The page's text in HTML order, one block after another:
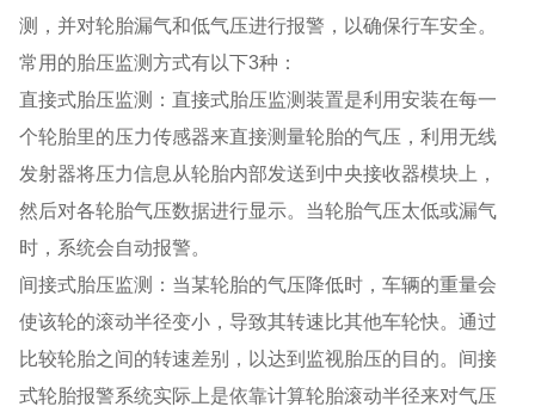
测，并对轮胎漏气和低气压进行报警，以确保行车安全。
常用的胎压监测方式有以下3种：
直接式胎压监测：直接式胎压监测装置是利用安装在每一
个轮胎里的压力传感器来直接测量轮胎的气压，利用无线
发射器将压力信息从轮胎内部发送到中央接收器模块上，
然后对各轮胎气压数据进行显示。当轮胎气压太低或漏气
时，系统会自动报警。
间接式胎压监测：当某轮胎的气压降低时，车辆的重量会
使该轮的滚动半径变小，导致其转速比其他车轮快。通过
比较轮胎之间的转速差别，以达到监视胎压的目的。间接
式轮胎报警系统实际上是依靠计算轮胎滚动半径来对气压